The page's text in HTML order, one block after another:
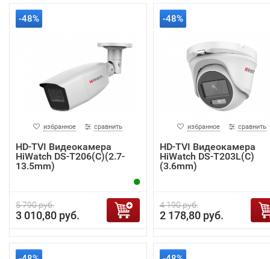
-48%
избранное сравнить
HD-TVI Видеокамера
HiWatch DS-T206(C)(2.7-
13.5mm)
5 790 руб.
3 010,80 руб.
-48%
избранное сравнить
HD-TVI Видеокамера
HiWatch DS-T203L(C)
(3.6mm)
4 190 руб.
2 178,80 руб.